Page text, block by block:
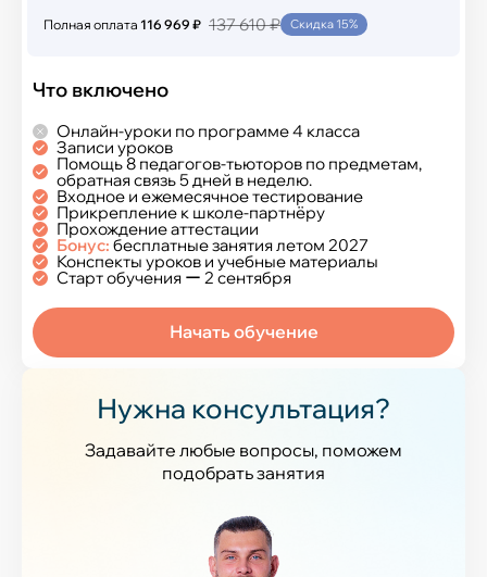
Полная оплата 116 969 ₽ 137 610 ₽ Скидка 15%
Что включено
Онлайн-уроки по программе 4 класса
Записи уроков
Помощь 8 педагогов-тьюторов по предметам,
обратная связь 5 дней в неделю.
Входное и ежемесячное тестирование
Прикрепление к школе-партнёру
Прохождение аттестации
Бонус: бесплатные занятия летом 2027
Конспекты уроков и учебные материалы
Старт обучения ー 2 сентября
Начать обучение
Нужна консультация?
Задавайте любые вопросы, поможем
подобрать занятия